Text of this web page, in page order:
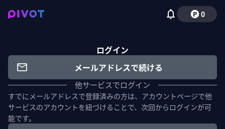
0
ログイン
メールアドレスで続ける
他サービスでログイン
すでにメールアドレスで登録済みの方は、アカウントページで他
サービスのアカウントを紐づけることで、次回からログインが可
能です。